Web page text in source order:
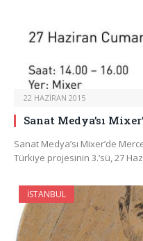
22 HAZIRAN 2015
Sanat Medya’sı
Sanat Medya’sı Mixer’de
Türkiye projesinin 3.’sü, 27
İSTANBUL